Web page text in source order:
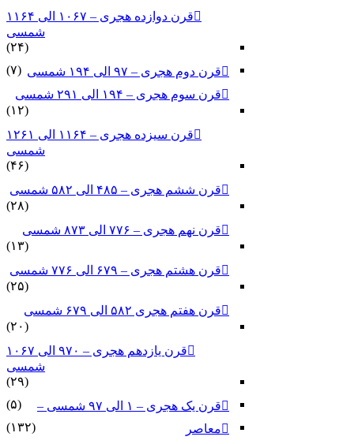
قرن دوازده هجری – ۱۰۶۷ الی ۱۱۶۴
شمسی
(۲۴)
قرن دوم هجری – ۹۷ الی ۱۹۴ شمسی
(۷)
قرن سوم هجری – ۱۹۴ الی ۲۹۱ شمسی
(۱۲)
قرن سیزده هجری – ۱۱۶۴ الی ۱۲۶۱
شمسی
(۴۶)
قرن ششم هجری – ۴۸۵ الی ۵۸۲ شمسی
(۲۸)
قرن نهم هجری – ۷۷۶ الی ۸۷۳ شمسی
(۱۳)
قرن هشتم هجری – ۶۷۹ الی ۷۷۶ شمسی
(۲۵)
قرن هفتم هجری ۵۸۲ الی ۶۷۹ شمسی
(۲۰)
قرن یازدهم هجری – ۹۷۰ الی ۱۰۶۷
شمسی
(۲۹)
قرن یک هجری – ۱ الی ۹۷ شمسی –
(۵)
معاصر
(۱۳۲)